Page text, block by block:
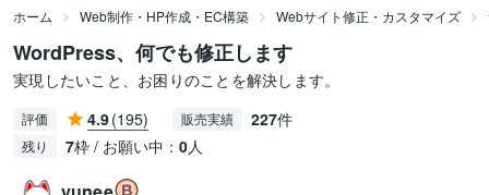
ホーム Web制作・HP作成・EC構築 Webサイト修正・カスタマイズ
WordPress、何でも修正します
実現したいこと、お困りのことを解決します。
評価 4.9(195) 販売実績 227件
残り 7枠 / お願い中： 0人